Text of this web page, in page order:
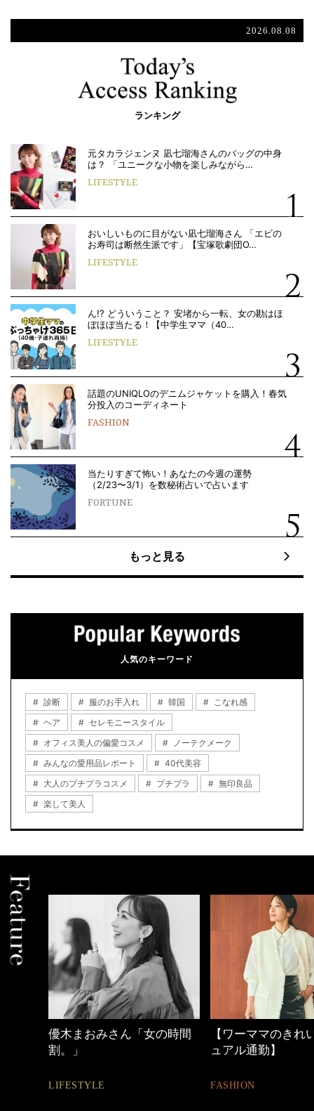
2026.08.08
ランキング
元タカラジェンヌ 凪七瑠海さんのバッグの中身
は？ 「ユニークな小物を楽しみながら…
LIFESTYLE
おいしいものに目がない凪七瑠海さん 「エビの
お寿司は断然生派です」【宝塚歌劇団O…
LIFESTYLE
ん!? どういうこと？ 安堵から一転、女の勘はほ
ぼほぼ当たる！【中学生ママ（40…
LIFESTYLE
話題のUNIQLOのデニムジャケットを購入！春気
分投入のコーディネート
FASHION
当たりすぎて怖い！あなたの今週の運勢
（2/23〜3/1）を数秘術占いで占います
FORTUNE
もっと見る
人気のキーワード
診断 服のお手入れ 韓国
こなれ感
ヘア
セレモニースタイル
オフィス美人の偏愛コスメ
ノーテクメーク
みんなの愛用品レポート
40代美容
大人のプチプラコスメ
プチプラ
無印良品
楽して美人
【ワーママのきれいめカジ
ュアル通勤】
FASHION
40代の小顔メイク